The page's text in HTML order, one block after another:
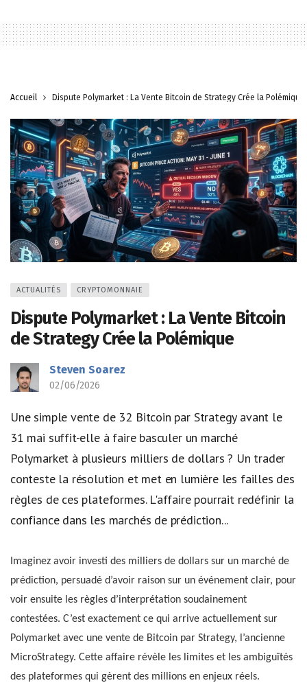
Accueil Dispute Polymarket : La Vente Bitcoin de Strategy Crée la Polémique
ACTUALITÉS CRYPTOMONNAIE
Dispute Polymarket : La Vente Bitcoin
de Strategy Crée la Polémique
Steven Soarez
02/06/2026
Une simple vente de 32 Bitcoin par Strategy avant le
31 mai suffit-elle à faire basculer un marché
Polymarket à plusieurs milliers de dollars ? Un trader
conteste la résolution et met en lumière les failles des
règles de ces plateformes. L'affaire pourrait redéfinir la
confiance dans les marchés de prédiction...
Imaginez avoir investi des milliers de dollars sur un marché de
prédiction, persuadé d’avoir raison sur un événement clair, pour
voir ensuite les règles d’interprétation soudainement
contestées. C’est exactement ce qui arrive actuellement sur
Polymarket avec une vente de Bitcoin par Strategy, l’ancienne
MicroStrategy. Cette affaire révèle les limites et les ambiguïtés
des plateformes qui gèrent des millions en enjeux réels.